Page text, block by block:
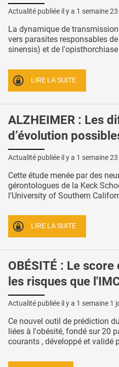
Actualité publiée il y a 1 semaine
La dynamique de
vers parasites responsables
sinensis) et de
LIRE LA SUITE
ALZHEIMER : Les
d’évolution
Actualité publiée il y a 1 semaine
Cette étude menée par des
gérontologues de la Keck
l'University of Southern
LIRE LA SUITE
OBÉSITÉ : Le
les risques que
Actualité publiée il y a 1 semaine 1
Ce nouvel outil de prédiction
liées à l'obésité, fondé sur 20
courants , développé et validé